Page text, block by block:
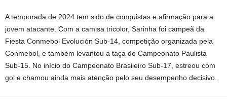
A temporada de 2024 tem sido de conquistas e afirmação para a
jovem atacante. Com a camisa tricolor, Sarinha foi campeã da
Fiesta Conmebol Evolución Sub-14, competição organizada pela
Conmebol, e também levantou a taça do Campeonato Paulista
Sub-15. No início do Campeonato Brasileiro Sub-17, estreou com
gol e chamou ainda mais atenção pelo seu desempenho decisivo.